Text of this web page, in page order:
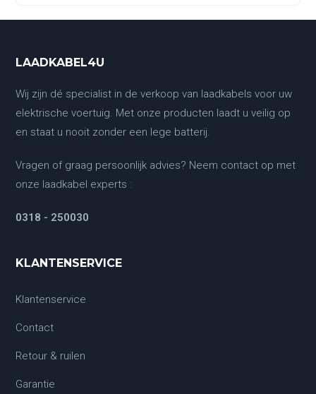
LAADKABEL4U
Wij zijn dé specialist in de verkoop van laadkabels voor uw
elektrische voertuig. Met onze producten laadt u veilig op
en staat u nooit zonder een lege batterij.
Vragen of graag persoonlijk advies? Neem contact op met
onze laadkabel experts :
0318 - 250030
KLANTENSERVICE
Klantenservice
Contact
Retour & ruilen
Garantie